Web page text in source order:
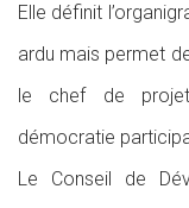
Elle définit
ardu mais permet
le chef de
démocratie
Le Conseil de